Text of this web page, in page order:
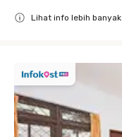
Lihat info lebih banyak